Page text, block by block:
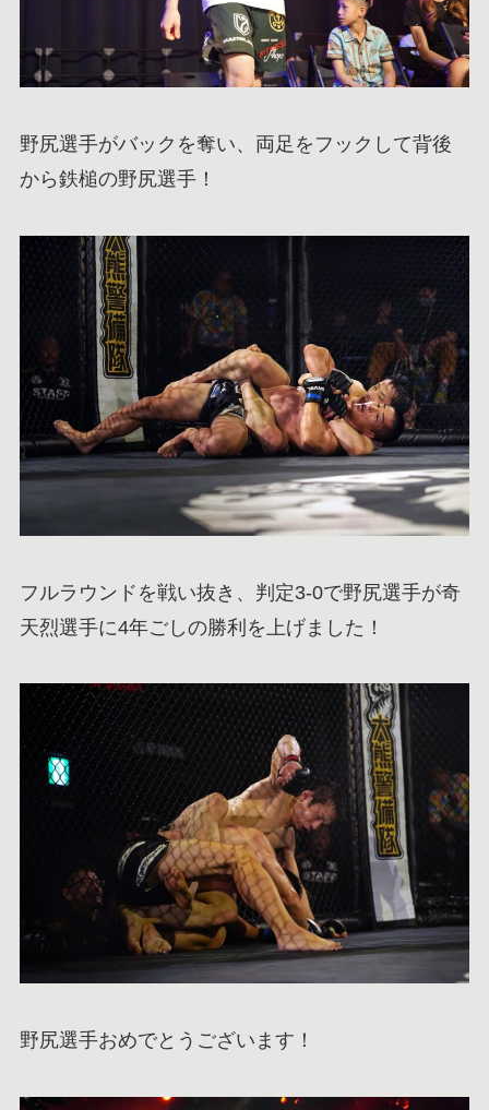
野尻選手がバックを奪い、両足をフックして背後
から鉄槌の野尻選手！
フルラウンドを戦い抜き、判定3-0で野尻選手が奇
天烈選手に4年ごしの勝利を上げました！
野尻選手おめでとうございます！